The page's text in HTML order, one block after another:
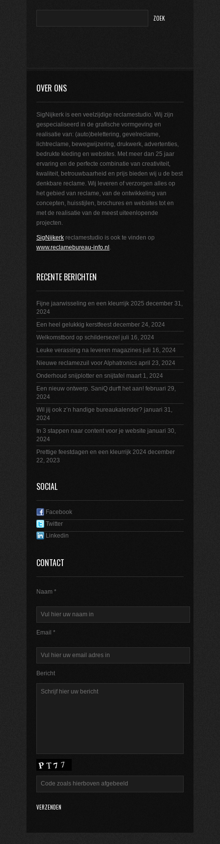
OVER ONS
SigNijkerk is een veelzijdige reclamestudio. Wij zijn
gespecialiseerd in de grafische vormgeving en
realisatie van: (auto)belettering, gevelreclame,
lichtreclame, bewegwijzering, drukwerk, advertenties,
bedrukte kleding en websites. Met meer dan 25 jaar
ervaring en de perfecte combinatie van creativiteit,
kwaliteit, betrouwbaarheid en prijs bieden wij u de best
denkbare reclame. Wij leveren of verzorgen alles op
het gebied van reclame, van de ontwikkeling van
concepten, huisstijlen, brochures en websites tot en
met de realisatie van de meest uiteenlopende
projecten.
SigNijkerk reclamestudio is ook te vinden op
www.reclamebureau-info.nl
RECENTE BERICHTEN
Fijne jaarwisseling en een kleurrijk 2025 december 31,
2024
Een heel gelukkig kerstfeest december 24, 2024
Welkomstbord op schildersezel juli 16, 2024
Leuke verassing na leveren magazines juli 16, 2024
Nieuwe reclamezuil voor Alphatronics april 23, 2024
Onderhoud snijplotter en snijtafel maart 1, 2024
Een nieuw ontwerp. SaniQ durft het aan! februari 29,
2024
Wil jij ook z’n handige bureaukalender? januari 31,
2024
In 3 stappen naar content voor je website januari 30,
2024
Prettige feestdagen en een kleurrijk 2024 december
22, 2023
SOCIAL
Facebook
Twitter
Linkedin
CONTACT
Naam *
Email *
Bericht